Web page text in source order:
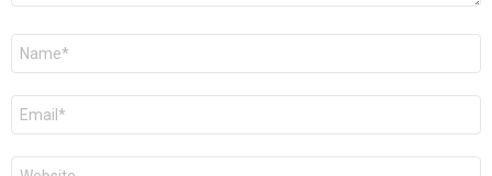
Nome
E-
mail
*
Site